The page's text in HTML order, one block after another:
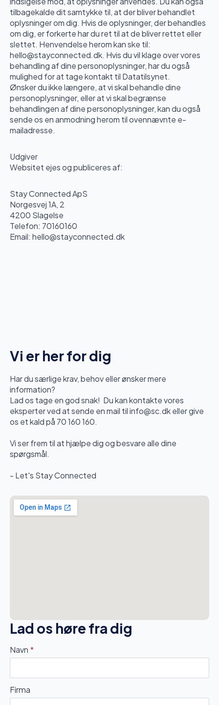
tilbagekalde dit samtykke til, at der bliver behandlet
oplysninger om dig. Hvis de oplysninger, der behandles
om dig, er forkerte har du ret til at de bliver rettet eller
slettet. Henvendelse herom kan ske til:
hello@stayconnected.dk. Hvis du vil klage over vores
behandling af dine personoplysninger, har du også
mulighed for at tage kontakt til Datatilsynet.
Ønsker du ikke længere, at vi skal behandle dine
personoplysninger, eller at vi skal begrænse
behandlingen af dine personoplysninger, kan du også
sende os en anmodning herom til ovennævnte e-
mailadresse.
Udgiver
Websitet ejes og publiceres af:
Stay Connected ApS
Norgesvej 1A, 2
4200 Slagelse
Telefon: 70160160
Email: hello@stayconnected.dk
Vi er her for dig
Har du særlige krav, behov eller ønsker mere
information?
Lad os tage en god snak! Du kan kontakte vores
eksperter ved at sende en mail til info@sc.dk eller give
os et kald på 70 160 160.
Vi ser frem til at hjælpe dig og besvare alle dine
spørgsmål.
- Let's Stay Connected
Lad os høre fra dig
Navn *
Firma